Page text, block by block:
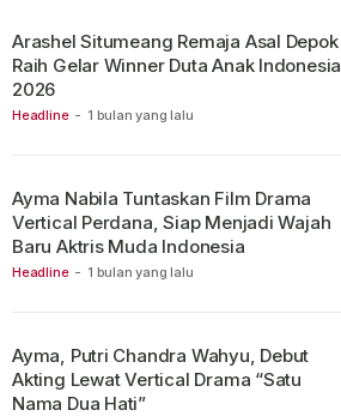
Headline - 1 bulan yang lalu
Arashel Situmeang Remaja Asal Depok
Raih Gelar Winner Duta Anak Indonesia
2026
Headline - 1 bulan yang lalu
Ayma Nabila Tuntaskan Film Drama
Vertical Perdana, Siap Menjadi Wajah
Baru Aktris Muda Indonesia
Ayma, Putri Chandra Wahyu, Debut
Akting Lewat Vertical Drama “Satu
Nama Dua Hati”